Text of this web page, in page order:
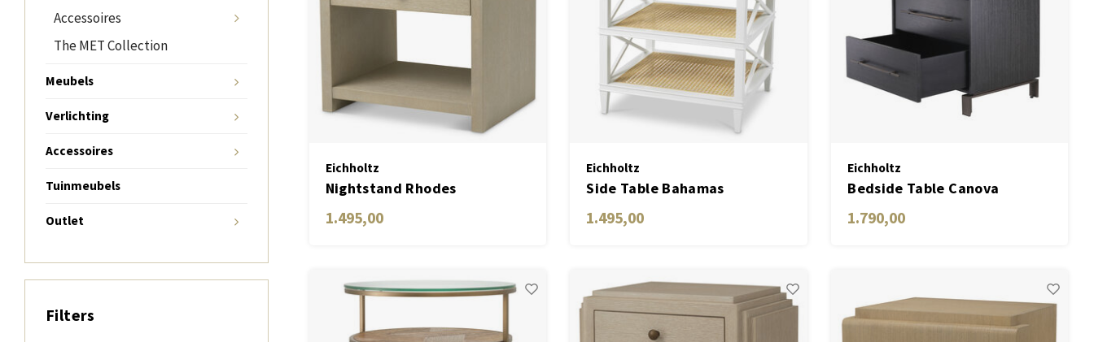
Accessoires
The MET Collection
Meubels
Verlichting
Accessoires
Tuinmeubels
Outlet
Filters
Eichholtz
Nightstand Rhodes
1.495,00
Eichholtz
Side Table Bahamas
1.495,00
Eichholtz
Bedside Table Canova
charcoal grey oak veneer
1.790,00